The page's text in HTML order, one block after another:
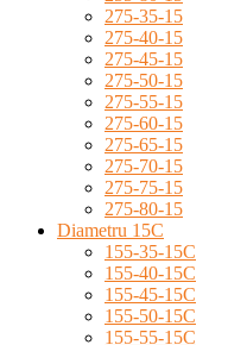
275-35-15
275-40-15
275-45-15
275-50-15
275-55-15
275-60-15
275-65-15
275-70-15
275-75-15
275-80-15
Diametru 15C
155-35-15C
155-40-15C
155-45-15C
155-50-15C
155-55-15C